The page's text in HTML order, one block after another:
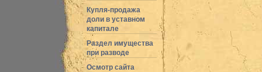
Купля-продажа
доли в уставном
капитале
Раздел имущества
при разводе
Осмотр сайта